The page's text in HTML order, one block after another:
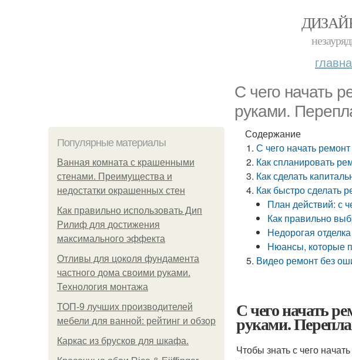
С чего начать
руками.
Популярные материалы
Ванная комната с крашенными
стенами. Преимущества и
недостатки окрашенных стен
Как правильно использовать Дип
Рилиф для достижения
максимального эффекта
Отливы для цоколя фундамента
частного дома своими руками.
Технология монтажа
ТОП-9 лучших производителей
мебели для ванной: рейтинг и обзор
Каркас из брусков для шкафа.
Содержание
С чего начать
Как спланировать
Как сделать
Как быстро сделать
План действий: с
Как правильно
Недорогая
Нюансы, которые
Видео ремонт без
С чего начать
руками.
Чтобы знать с чего